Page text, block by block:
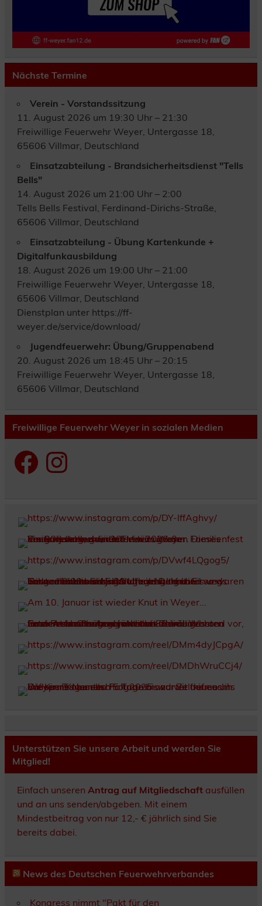
Nächste Termine
Verein - Vorstandssitzung
11. August 2026 um 19:30 Uhr – 21:30
Freiwillige Feuerwehr Weyer, Untergasse 18,
65606 Villmar, Deutschland
Einsatzabteilung - Brandsicherheitsdienst "Tells
Bells"
14. August 2026 um 21:00 Uhr – 2:00
Tells Bells Festival, Ferdinand-Dirichs-Straße,
65606 Villmar, Deutschland
Einsatzabteilung - Übung Kartenkunde +
Digitalfunkausbildung
18. August 2026 um 19:00 Uhr – 21:00
Freiwillige Feuerwehr Weyer, Untergasse 18,
65606 Villmar, Deutschland
Dienstplan unter https://ff-
weyer.de/service/download/
Jugendfeuerwehr: Übung/Gruppenabend
20. August 2026 um 18:45 Uhr – 20:15
Freiwillige Feuerwehr Weyer, Untergasse 18,
65606 Villmar, Deutschland
Freiwillige Feuerwehr Weyer in sozialen Medien
FacebookInstagram
Unterstützen Sie unsere Arbeit und werden Sie
Mitglied!
Einfach unseren Antrag auf Mitgliedschaftausfüllen
und an uns senden/abgeben. Mit einem
Mindestbeitrag von nur 12,- € jährlich sind Sie
bereits dabei.
News des Deutschen Feuerwehrverbandes
Kongress nimmt "Pakt für den